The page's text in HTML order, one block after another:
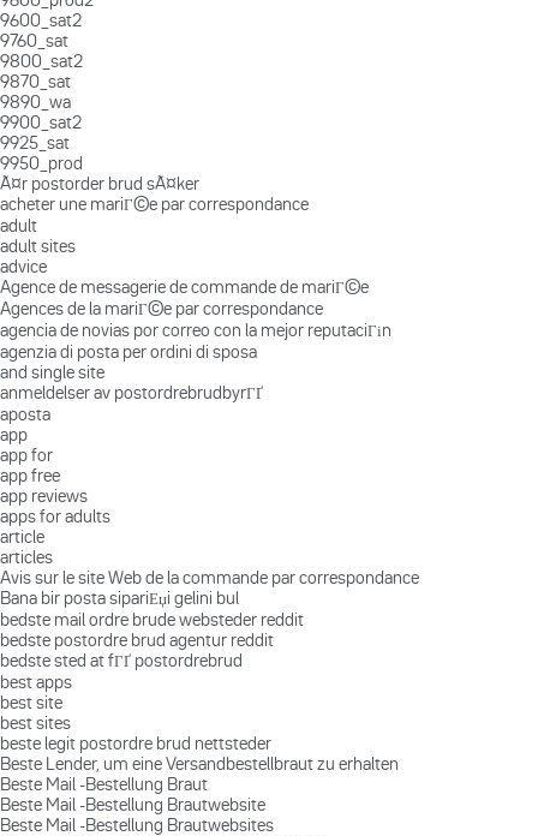
9600_sat2
9760_sat
9800_sat2
9870_sat
9890_wa
9900_sat2
9925_sat
9950_prod
Ã¤r postorder brud sÃ¤ker
acheter une mariГ©e par correspondance
adult
adult sites
advice
Agence de messagerie de commande de mariГ©e
Agences de la mariГ©e par correspondance
agencia de novias por correo con la mejor reputaciГіn
agenzia di posta per ordini di sposa
and single site
anmeldelser av postordrebrudbyrГҐ
aposta
app
app for
app free
app reviews
apps for adults
article
articles
Avis sur le site Web de la commande par correspondance
Bana bir posta sipariЕџi gelini bul
bedste mail ordre brude websteder reddit
bedste postordre brud agentur reddit
bedste sted at fГҐ postordrebrud
best apps
best site
best sites
beste legit postordre brud nettsteder
Beste Lender, um eine Versandbestellbraut zu erhalten
Beste Mail -Bestellung Braut
Beste Mail -Bestellung Brautwebsite
Beste Mail -Bestellung Brautwebsites